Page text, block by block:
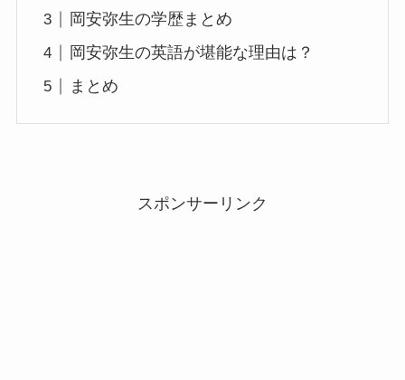
岡安弥生の学歴まとめ
岡安弥生の英語が堪能な理由は？
まとめ
スポンサーリンク